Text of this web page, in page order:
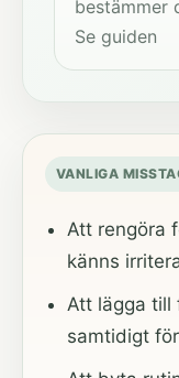
bestämmer
Se guiden
VANLIGA
Att rengöra
känns
Att lägga till
samtidigt